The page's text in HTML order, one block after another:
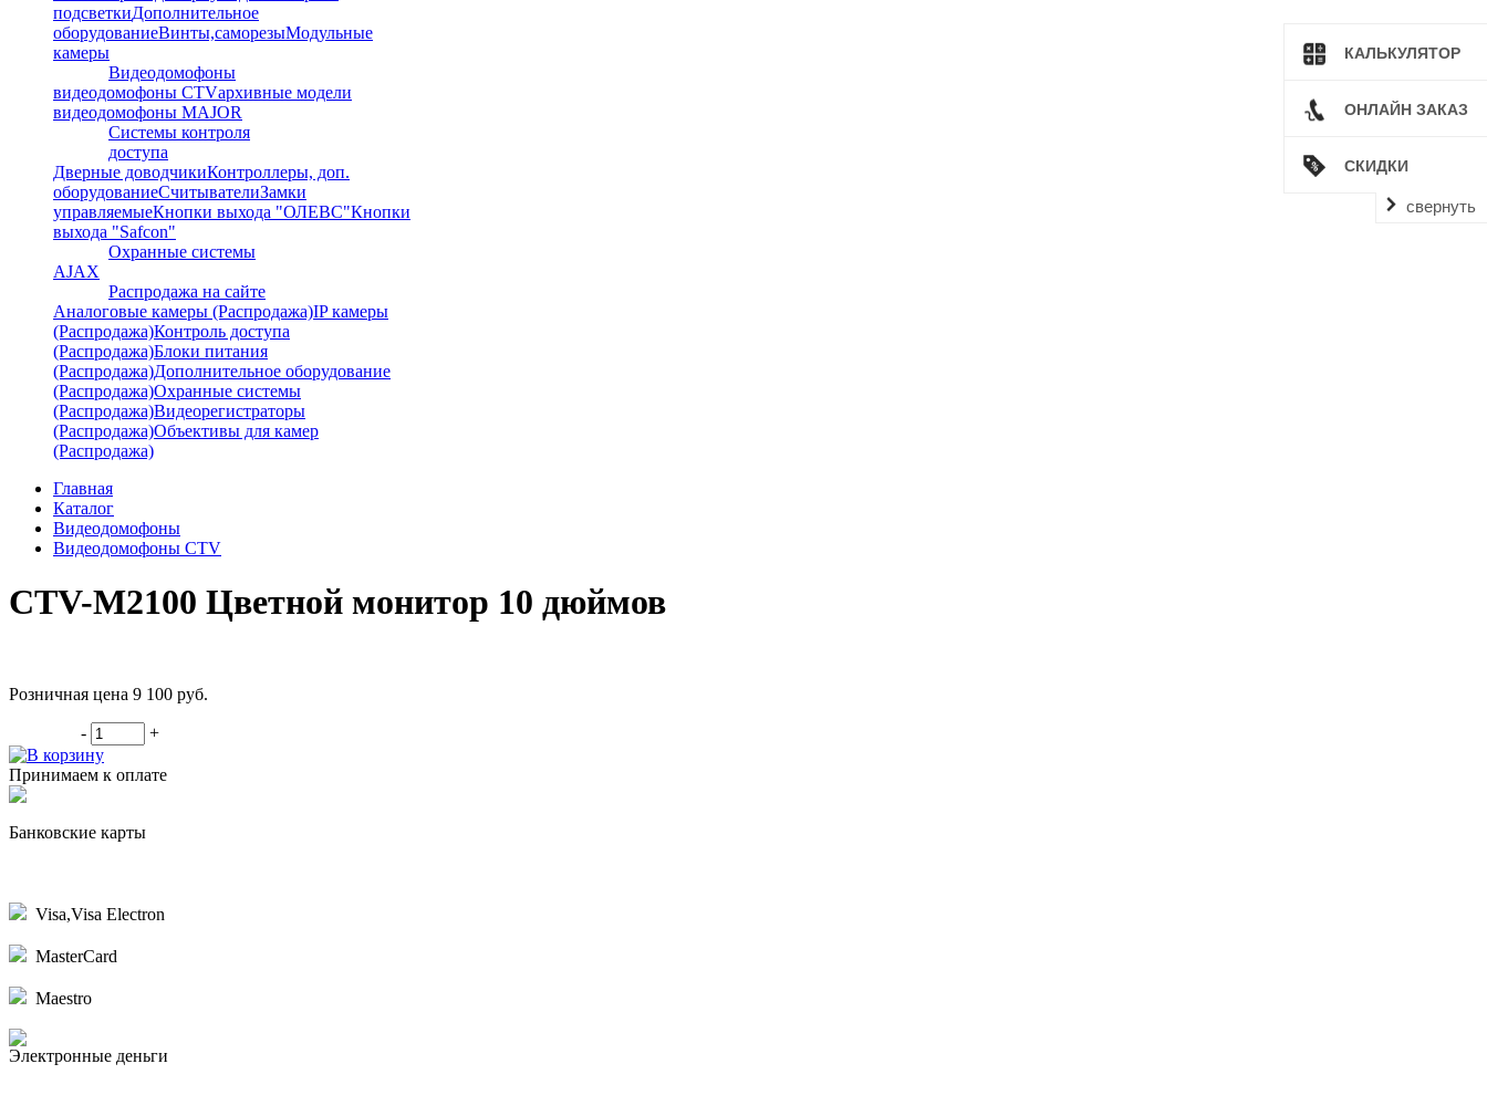
КАЛЬКУЛЯТОР
ОНЛАЙН ЗАКАЗ
СКИДКИ
свернуть
подсветкиДополнительное
оборудованиеВинты,саморезыМодульные
камеры
Видеодомофоны
видеодомофоны CTVархивные модели
видеодомофоны MAJOR
Системы контроля
доступа
Дверные доводчикиКонтроллеры, доп.
оборудованиеСчитывателиЗамки
управляемыеКнопки выхода "ОЛЕВС"Кнопки
выхода "Safcon"
Охранные системы
AJAX
Распродажа на сайте
Аналоговые камеры (Распродажа)IP камеры
(Распродажа)Контроль доступа
(Распродажа)Блоки питания
(Распродажа)Дополнительное оборудование
(Распродажа)Охранные системы
(Распродажа)Видеорегистраторы
(Распродажа)Объективы для камер
(Распродажа)
Главная
Каталог
Видеодомофоны
Видеодомофоны CTV
CTV-M2100 Цветной монитор 10 дюймов
Розничная цена 9 100 руб.
-
+
В корзину
Принимаем к оплате
Банковские карты
Visa,Visa Electron
MasterCard
Maestro
Электронные деньги